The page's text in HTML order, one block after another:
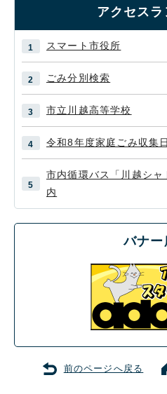
アクセス
スマート市役所
ごみ分別検索
市立川越高等学校
令和8年度家庭ごみ収集
市内循環バス「川越シ
内
バナー
前のページへ戻る